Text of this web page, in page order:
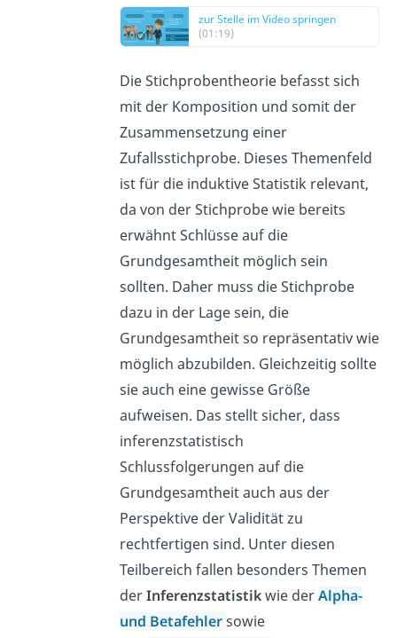
zur Stelle im Video springen
(01:19)
Die Stichprobentheorie befasst sich
mit der Komposition und somit der
Zusammensetzung einer
Zufallsstichprobe. Dieses Themenfeld
ist für die induktive Statistik relevant,
da von der Stichprobe wie bereits
erwähnt Schlüsse auf die
Grundgesamtheit möglich sein
sollten. Daher muss die Stichprobe
dazu in der Lage sein, die
Grundgesamtheit so repräsentativ wie
möglich abzubilden. Gleichzeitig sollte
sie auch eine gewisse Größe
aufweisen. Das stellt sicher, dass
inferenzstatistisch
Schlussfolgerungen auf die
Grundgesamtheit auch aus der
Perspektive der Validität zu
rechtfertigen sind. Unter diesen
Teilbereich fallen besonders Themen
derInferenzstatistikwie derAlpha-
und Betafehlersowie